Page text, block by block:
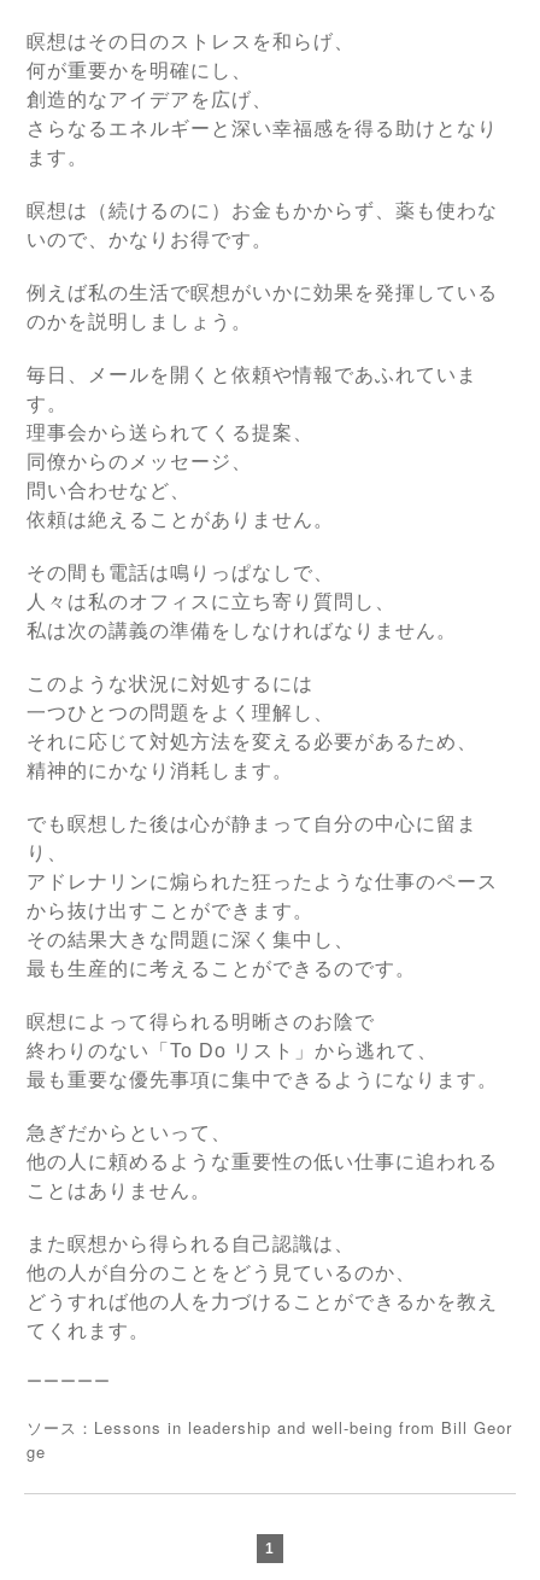
瞑想はその日のストレスを和らげ、
何が重要かを明確にし、
創造的なアイデアを広げ、
さらなるエネルギーと深い幸福感を得る助けとなり
ます。
瞑想は（続けるのに）お金もかからず、薬も使わな
いので、かなりお得です。
例えば私の生活で瞑想がいかに効果を発揮している
のかを説明しましょう。
毎日、メールを開くと依頼や情報であふれていま
す。
理事会から送られてくる提案、
同僚からのメッセージ、
問い合わせなど、
依頼は絶えることがありません。
その間も電話は鳴りっぱなしで、
人々は私のオフィスに立ち寄り質問し、
私は次の講義の準備をしなければなりません。
このような状況に対処するには
一つひとつの問題をよく理解し、
それに応じて対処方法を変える必要があるため、
精神的にかなり消耗します。
でも瞑想した後は心が静まって自分の中心に留ま
り、
アドレナリンに煽られた狂ったような仕事のペース
から抜け出すことができます。
その結果大きな問題に深く集中し、
最も生産的に考えることができるのです。
瞑想によって得られる明晰さのお陰で
終わりのない「To Do リスト」から逃れて、
最も重要な優先事項に集中できるようになります。
急ぎだからといって、
他の人に頼めるような重要性の低い仕事に追われる
ことはありません。
また瞑想から得られる自己認識は、
他の人が自分のことをどう見ているのか、
どうすれば他の人を力づけることができるかを教え
てくれます。
ーーーーー
ソース： Lessons in leadership and well-being from Bill Geor
ge
1